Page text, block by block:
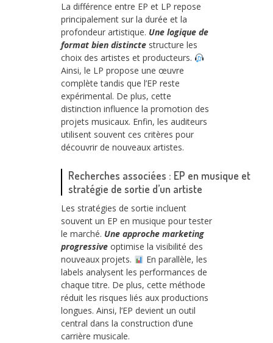
La différence entre EP et LP repose
principalement sur la durée et la
profondeur artistique. Une logique de
format bien distincte structure les
choix des artistes et producteurs.
Ainsi, le LP propose une œuvre
complète tandis que l’EP reste
expérimental. De plus, cette
distinction influence la promotion des
projets musicaux. Enfin, les auditeurs
utilisent souvent ces critères pour
découvrir de nouveaux artistes.
Recherches associées : EP en musique et
stratégie de sortie d’un artiste
Les stratégies de sortie incluent
souvent un EP en musique pour tester
le marché. Une approche marketing
progressive optimise la visibilité des
nouveaux projets.
En parallèle, les
labels analysent les performances de
chaque titre. De plus, cette méthode
réduit les risques liés aux productions
longues. Ainsi, l’EP devient un outil
central dans la construction d’une
carrière musicale.